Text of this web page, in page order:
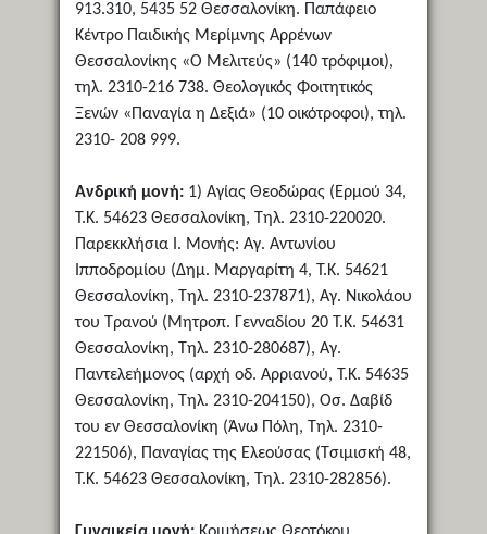
913.310, 5435 52 Θεσσαλονίκη. Παπάφειο
Κέντρο Παιδικής Μερίμνης Αρρένων
Θεσσαλονίκης «Ο Μελιτεύς» (140 τρόφιμοι),
τηλ. 2310-216 738. Θεολογικός Φοιτητικός
Ξενών «Παναγία η Δεξιά» (10 οικότροφοι), τηλ.
2310- 208 999.
Ανδρική μονή:1) Αγίας Θεοδώρας (Ερμού 34,
Τ.Κ. 54623 Θεσσαλονίκη, Τηλ. 2310-220020.
Παρεκκλήσια Ι. Μονής: Αγ. Αντωνίου
Ιπποδρομίου (Δημ. Μαργαρίτη 4, Τ.Κ. 54621
Θεσσαλονίκη, Τηλ. 2310-237871), Αγ. Νικολάου
του Τρανού (Μητροπ. Γενναδίου 20 Τ.Κ. 54631
Θεσσαλονίκη, Τηλ. 2310-280687), Αγ.
Παντελεήμονος (αρχή οδ. Αρριανού, Τ.Κ. 54635
Θεσσαλονίκη, Τηλ. 2310-204150), Οσ. Δαβίδ
του εν Θεσσαλονίκη (Άνω Πόλη, Τηλ. 2310-
221506), Παναγίας της Ελεούσας (Τσιμισκή 48,
Τ.Κ. 54623 Θεσσαλονίκη, Τηλ. 2310-282856).